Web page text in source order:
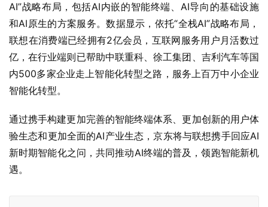
AI”战略布局，包括AI内嵌的智能终端、AI导向的基础设施
和AI原生的方案服务。数据显示，依托“全栈AI”战略布局，
联想在消费端已经拥有2亿会员，互联网服务用户月活数过
亿，在行业端则已帮助中联重科、徐工集团、吉利汽车等国
内500多家企业走上智能化转型之路，服务上百万中小企业
智能化转型。
通过携手构建更加完善的智能终端体系、更加创新的用户体
验生态和更加全面的AI产业生态，京东将与联想携手回应AI
新时期智能化之问，共同推动AI终端的普及，领跑智能新机
遇。